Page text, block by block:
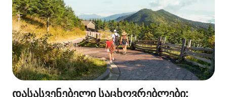
დასასვენებელი საცხოვრებლები: